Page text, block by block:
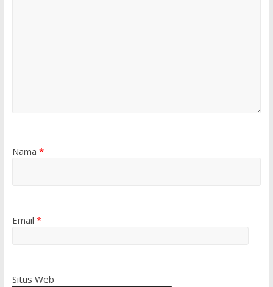
Nama *
Email *
Situs Web